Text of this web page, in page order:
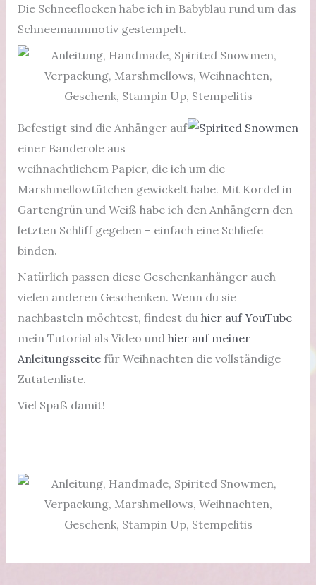
Die Schneeflocken habe ich in Babyblau rund um das
Schneemannmotiv gestempelt.
Befestigt sind die Anhänger auf
einer Banderole aus
weihnachtlichem Papier, die ich um die
Marshmellowtütchen gewickelt habe. Mit Kordel in
Gartengrün und Weiß habe ich den Anhängern den
letzten Schliff gegeben – einfach eine Schliefe
binden.
Natürlich passen diese Geschenkanhänger auch
vielen anderen Geschenken. Wenn du sie
nachbasteln möchtest, findest du hier auf YouTube
mein Tutorial als Video und hier auf meiner
Anleitungsseitefür Weihnachten die vollständige
Zutatenliste.
Viel Spaß damit!